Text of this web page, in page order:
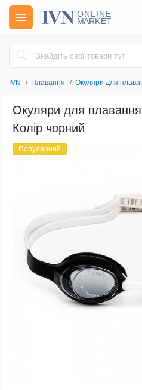
IVN Плавання Окуляри для
Окуляри для плавання
Колір чорний
Популярний